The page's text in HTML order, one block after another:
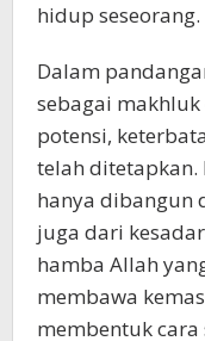
hidup seseorang.
Dalam
sebagai
potensi,
telah
hanya dibangun
juga dari
hamba Allah
membawa
membentuk